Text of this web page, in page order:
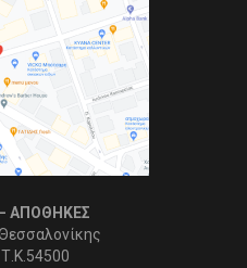
ΑΠΟΘΗΚΕΣ